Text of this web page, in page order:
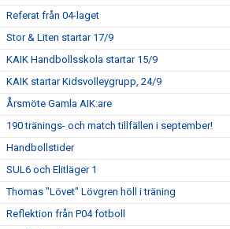
Referat från 04-laget
Stor & Liten startar 17/9
KAIK Handbollsskola startar 15/9
KAIK startar Kidsvolleygrupp, 24/9
Årsmöte Gamla AIK:are
190 tränings- och match tillfällen i september!
Handbollstider
SUL6 och Elitläger 1
Thomas "Lövet" Lövgren höll i träning
Reflektion från P04 fotboll